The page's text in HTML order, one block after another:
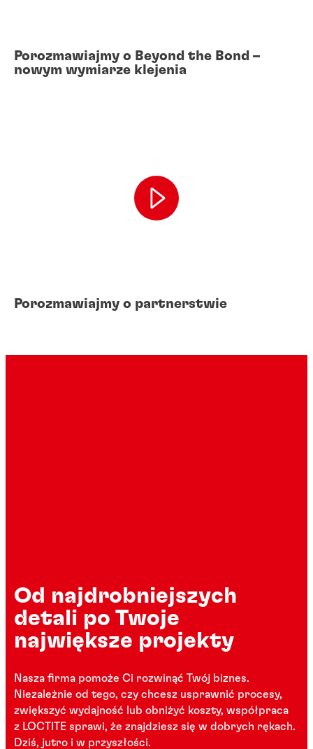
Porozmawiajmy o Beyond the Bond –
nowym wymiarze klejenia
Porozmawiajmy o partnerstwie
Od najdrobniejszych
detali po Twoje
największe projekty
Nasza firma pomoże Ci rozwinąć Twój biznes.
Niezależnie od tego, czy chcesz usprawnić procesy,
zwiększyć wydajność lub obniżyć koszty, współpraca
z LOCTITE sprawi, że znajdziesz się w dobrych rękach.
Dziś, jutro i w przyszłości.